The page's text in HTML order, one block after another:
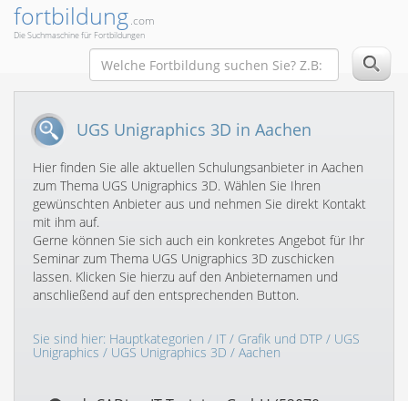
fortbildung.com
Die Suchmaschine für Fortbildungen
UGS Unigraphics 3D in Aachen
Hier finden Sie alle aktuellen Schulungsanbieter in Aachen
zum Thema UGS Unigraphics 3D. Wählen Sie Ihren
gewünschten Anbieter aus und nehmen Sie direkt Kontakt
mit ihm auf.
Gerne können Sie sich auch ein konkretes Angebot für Ihr
Seminar zum Thema UGS Unigraphics 3D zuschicken
lassen. Klicken Sie hierzu auf den Anbieternamen und
anschließend auf den entsprechenden Button.
Sie sind hier: Hauptkategorien / IT/ Grafik und DTP / UGS
Unigraphics / UGS Unigraphics 3D / Aachen